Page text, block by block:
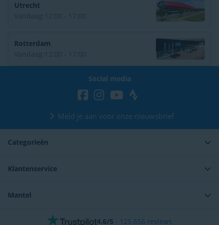
Utrecht
Rotterdam
Social media
Meld je aan voor onze nieuwsbrief
Categorieën
Klantenservice
Mantel
4.6/5 - 125.656 reviews